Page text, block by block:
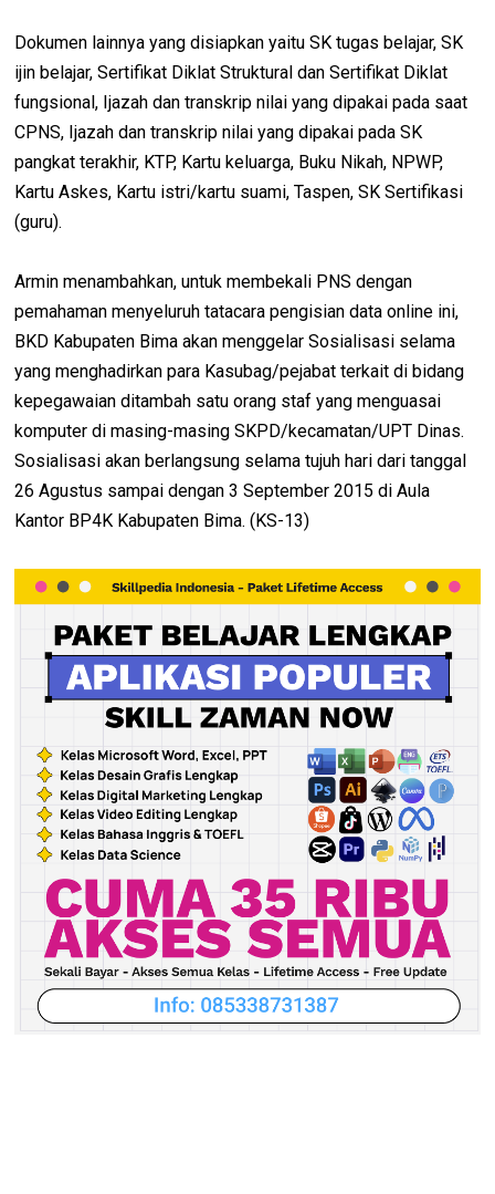
Dokumen lainnya yang disiapkan yaitu SK tugas belajar, SK
ijin belajar, Sertifikat Diklat Struktural dan Sertifikat Diklat
fungsional, Ijazah dan transkrip nilai yang dipakai pada saat
CPNS, Ijazah dan transkrip nilai yang dipakai pada SK
pangkat terakhir, KTP, Kartu keluarga, Buku Nikah, NPWP,
Kartu Askes, Kartu istri/kartu suami, Taspen, SK Sertifikasi
(guru).
Armin menambahkan, untuk membekali PNS dengan
pemahaman menyeluruh tatacara pengisian data online ini,
BKD Kabupaten Bima akan menggelar Sosialisasi selama
yang menghadirkan para Kasubag/pejabat terkait di bidang
kepegawaian ditambah satu orang staf yang menguasai
komputer di masing-masing SKPD/kecamatan/UPT Dinas.
Sosialisasi akan berlangsung selama tujuh hari dari tanggal
26 Agustus sampai dengan 3 September 2015 di Aula
Kantor BP4K Kabupaten Bima. (KS-13)